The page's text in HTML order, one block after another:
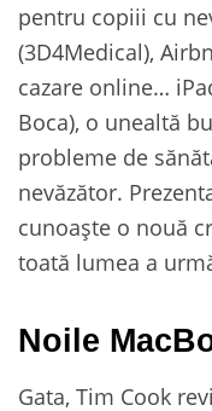
pentru copiii cu
(3D4Medical),
cazare online…
Boca), o unealtă
probleme de
nevăzător.
cunoaște o nouă
toată lumea a
Noile
Gata, Tim Cook